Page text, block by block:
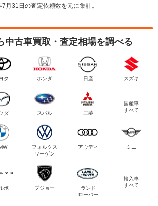
月31日の査定依頼数を元に集計。
中古車買取・査定相場を調べる
タ ホンダ 日産 スズキ
ダ スバル 三菱
国産車
すべて
フォルクス
ワーゲン
アウディ ミニ
ボ プジョー
ランド
ローバー
輸入車
すべて